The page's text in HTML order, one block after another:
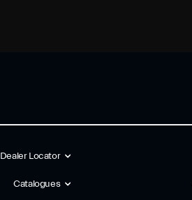
Dealer Locator
Catalogues